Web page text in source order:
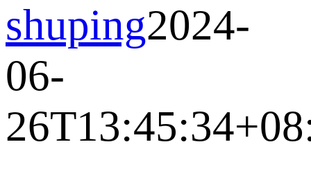
shuping2024-
06-